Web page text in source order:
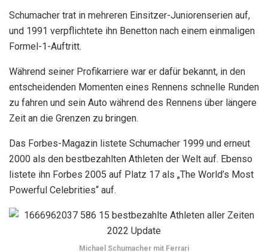
Schumacher trat in mehreren Einsitzer-Juniorenserien auf,
und 1991 verpflichtete ihn Benetton nach einem einmaligen
Formel-1-Auftritt.
Während seiner Profikarriere war er dafür bekannt, in den
entscheidenden Momenten eines Rennens schnelle Runden
zu fahren und sein Auto während des Rennens über längere
Zeit an die Grenzen zu bringen.
Das Forbes-Magazin listete Schumacher 1999 und erneut
2000 als den bestbezahlten Athleten der Welt auf. Ebenso
listete ihn Forbes 2005 auf Platz 17 als „The World’s Most
Powerful Celebrities“ auf.
Michael Schumacher mit Ferrari